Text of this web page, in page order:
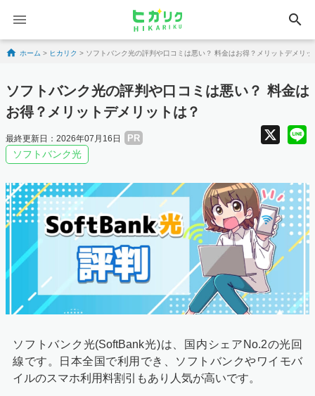
search
Skip to content
ホーム > ヒカリク > ソフトバンク光の評判や口コミは悪い？ 料金はお得？メリットデメリッ
ソフトバンク光の評判や口コミは悪い？ 料金は
お得？メリットデメリットは？
最終更新日：2026年07月16日 PR X
ソフトバンク光
ソフトバンク光(SoftBank光)は、国内シェアNo.2の光回
線です。日本全国で利用でき、ソフトバンクやワイモバ
イルのスマホ利用料割引もあり人気が高いです。